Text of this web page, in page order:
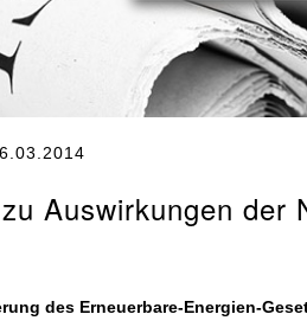
Auswirkungen der
des Erneuerbare-Energien-